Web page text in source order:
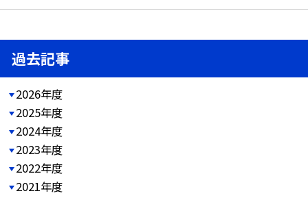
過去記事
2026年度
2025年度
2024年度
2023年度
2022年度
2021年度